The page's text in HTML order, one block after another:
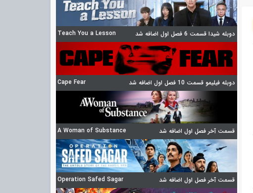
دوبله شیدا قسمت 6 فصل اول اضافه شد Teach You a Lesson
دوبله فیلیمو قسمت 10 فصل اول اضافه شد Cape Fear
قسمت آخر فصل اول اضافه شد A Woman of Substance
قسمت آخر فصل اول اضافه شد Operation Safed Sagar